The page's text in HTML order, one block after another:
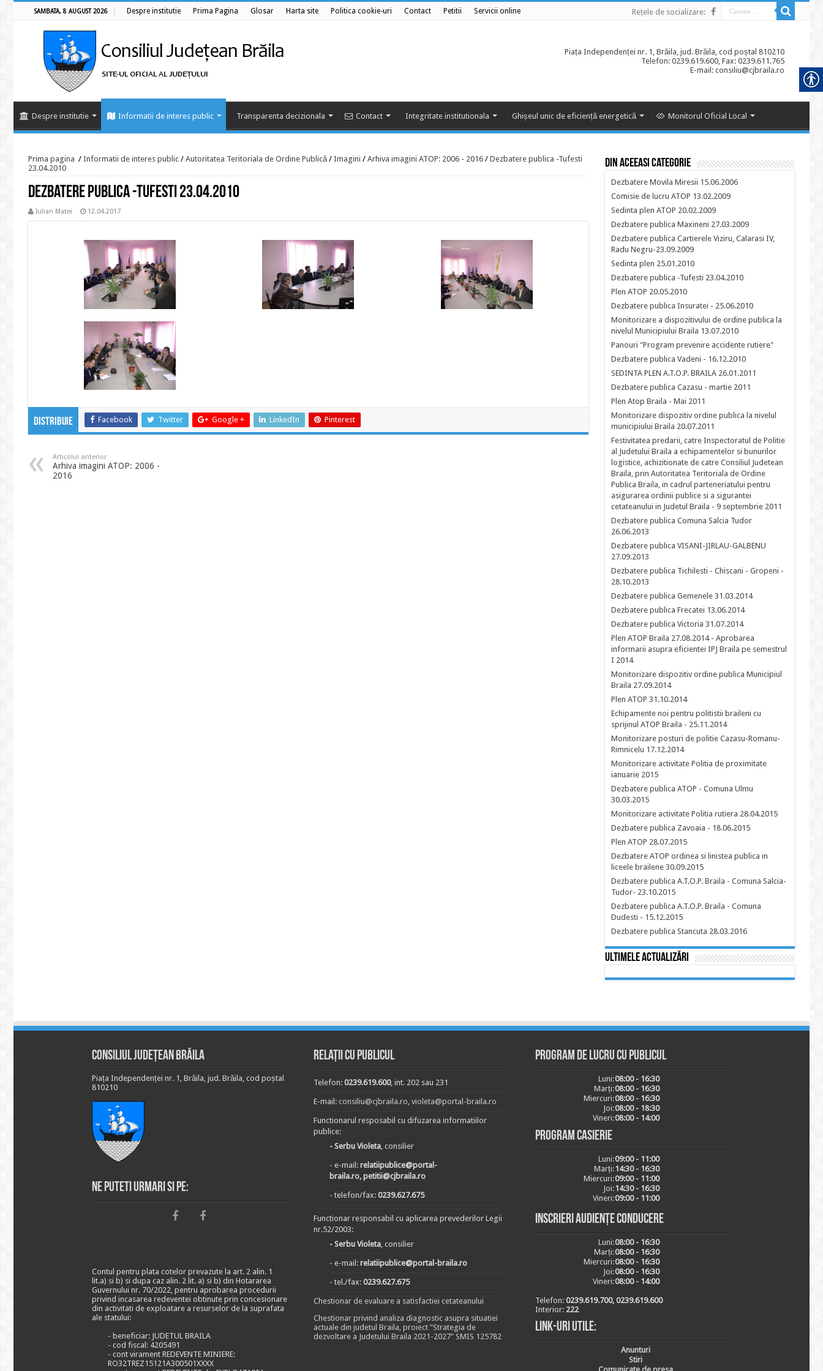
SAMBATA, 8 AUGUST 2026 Despre institutie Prima Pagina Glosar Harta site Politica cookie-uri Contact Petitii Servicii online Rețele de socializare:
Piața Independenței nr. 1, Brăila, jud. Brăila, cod poștal 810210
Telefon: 0239.619.600, Fax: 0239.611.765
E-mail: consiliu@cjbraila.ro
Despre institutie Informatii de interes public Transparenta decizionala Contact Integritate institutionala Ghișeul unic de eficiență energetică Monitorul Oficial Local
Prima pagina / Informatii de interes public / Autoritatea Teritoriala de Ordine Publică / Imagini / Arhiva imagini ATOP: 2006 - 2016 / Dezbatere publica -Tufesti
23.04.2010
Dezbatere publica -Tufesti 23.04.2010
Iulian Matei 12.04.2017
Distribuie Facebook Twitter Google + LinkedIn Pinterest
Articolul anterior
Arhiva imagini ATOP: 2006 -
2016
Din aceeasi categorie
Dezbatere Movila Miresii 15.06.2006
Comisie de lucru ATOP 13.02.2009
Sedinta plen ATOP 20.02.2009
Dezbatere publica Maxineni 27.03.2009
Dezbatere publica Cartierele Viziru, Calarasi IV,
Radu Negru-23.09.2009
Sedinta plen 25.01.2010
Dezbatere publica -Tufesti 23.04.2010
Plen ATOP 20.05.2010
Dezbatere publica Insuratei - 25.06.2010
Monitorizare a dispozitivului de ordine publica la
nivelul Municipiului Braila 13.07.2010
Panouri "Program prevenire accidente rutiere"
Dezbatere publica Vadeni - 16.12.2010
SEDINTA PLEN A.T.O.P. BRAILA 26.01.2011
Dezbatere publica Cazasu - martie 2011
Plen Atop Braila - Mai 2011
Monitorizare dispozitiv ordine publica la nivelul
municipiului Braila 20.07.2011
Festivitatea predarii, catre Inspectoratul de Politie
al Judetului Braila a echipamentelor si bunurilor
logistice, achizitionate de catre Consiliul Judetean
Braila, prin Autoritatea Teritoriala de Ordine
Publica Braila, in cadrul parteneriatului pentru
asigurarea ordinii publice si a sigurantei
cetateanului in Judetul Braila - 9 septembrie 2011
Dezbatere publica Comuna Salcia Tudor
26.06.2013
Dezbatere publica VISANI-JIRLAU-GALBENU
27.09.2013
Dezbatere publica Tichilesti - Chiscani - Gropeni -
28.10.2013
Dezbatere publica Gemenele 31.03.2014
Dezbatere publica Frecatei 13.06.2014
Dezbatere publica Victoria 31.07.2014
Plen ATOP Braila 27.08.2014 - Aprobarea
informarii asupra eficientei IPJ Braila pe semestrul
I 2014
Monitorizare dispozitiv ordine publica Municipiul
Braila 27.09.2014
Plen ATOP 31.10.2014
Echipamente noi pentru politistii braileni cu
sprijinul ATOP Braila - 25.11.2014
Monitorizare posturi de politie Cazasu-Romanu-
Rimnicelu 17.12.2014
Monitorizare activitate Politia de proximitate
ianuarie 2015
Dezbatere publica ATOP - Comuna Ulmu
30.03.2015
Monitorizare activitate Politia rutiera 28.04.2015
Dezbatere publica Zavoaia - 18.06.2015
Plen ATOP 28.07.2015
Dezbatere ATOP ordinea si linistea publica in
liceele brailene 30.09.2015
Dezbatere publica A.T.O.P. Braila - Comuna Salcia-
Tudor- 23.10.2015
Dezbatere publica A.T.O.P. Braila - Comuna
Dudesti - 15.12.2015
Dezbatere publica Stancuta 28.03.2016
Ultimele actualizări
Consiliul Județean Brăila
Piața Independenței nr. 1, Brăila, jud. Brăila, cod poștal
810210
Ne puteti urmari si pe:
Contul pentru plata cotelor prevazute la art. 2 alin. 1
lit.a) si b) si dupa caz alin. 2 lit. a) si b) din Hotararea
Guvernului nr. 70/2022, pentru aprobarea procedurii
privind incasarea redeventei obtinute prin concesionare
din activitati de exploatare a resurselor de la suprafata
ale statului:
- beneficiar: JUDETUL BRAILA
- cod fiscal: 4205491
- cont virament REDEVENTE MINIERE:
RO32TREZ15121A300501XXXX
Relații cu publicul
Telefon: 0239.619.600, int. 202 sau 231
E-mail: consiliu@cjbraila.ro, violeta@portal-braila.ro
Functionarul resposabil cu difuzarea informatiilor
publice:
- Serbu Violeta, consilier
- e-mail: relatiipublice@portal-
braila.ro, petitii@cjbraila.ro
- telefon/fax: 0239.627.675
Functionar responsabil cu aplicarea prevederilor Legii
nr.52/2003:
- Serbu Violeta, consilier
- e-mail: relatiipublice@portal-braila.ro
- tel./fax: 0239.627.675
Chestionar de evaluare a satisfactiei cetateanului
Chestionar privind analiza diagnostic asupra situatiei
actuale din judetul Braila, proiect "Strategia de
dezvoltare a Judetului Braila 2021-2027" SMIS 125782
Program de lucru cu publicul
Luni:08:00 - 16:30
Marți:08:00 - 16:30
Miercuri:08:00 - 16:30
Joi:08:00 - 18:30
Vineri:08:00 - 14:00
Program casierie
Luni:09:00 - 11:00
Marți:14:30 - 16:30
Miercuri:09:00 - 11:00
Joi:14:30 - 16:30
Vineri:09:00 - 11:00
Inscrieri audiențe conducere
Luni:08:00 - 16:30
Marți:08:00 - 16:30
Miercuri:08:00 - 16:30
Joi:08:00 - 16:30
Vineri:08:00 - 14:00
Telefon: 0239.619.700, 0239.619.600
Interior: 222
Link-uri utile:
Anunturi
Stiri